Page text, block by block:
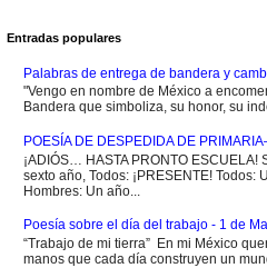
Entradas populares
Palabras de entrega de bandera y
"Vengo en nombre de México a
Bandera que simboliza, su honor, su
POESÍA DE DESPEDIDA DE
¡ADIÓS… HASTA PRONTO ESCUELA!
sexto año, Todos: ¡PRESENTE! Todos:
Hombres: Un año...
Poesía sobre el día del trabajo - 1 de
“Trabajo de mi tierra” En mi México
manos que cada día construyen un